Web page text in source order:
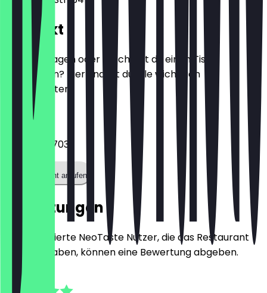
Kontakt
Hast du Fragen oder möchtest du einen Tisch
reservieren? Hier findest du alle wichtigen
Kontaktdaten.
Telefon
022184681703
Restaurant anrufen
Bewertungen
Nur registrierte NeoTaste Nutzer, die das Restaurant
besucht haben, können eine Bewertung abgeben.